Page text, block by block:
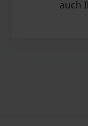
auch